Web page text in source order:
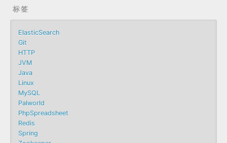
标签
ElasticSearch
Git
HTTP
JVM
Java
Linux
MySQL
Palworld
PhpSpreadsheet
Redis
Spring